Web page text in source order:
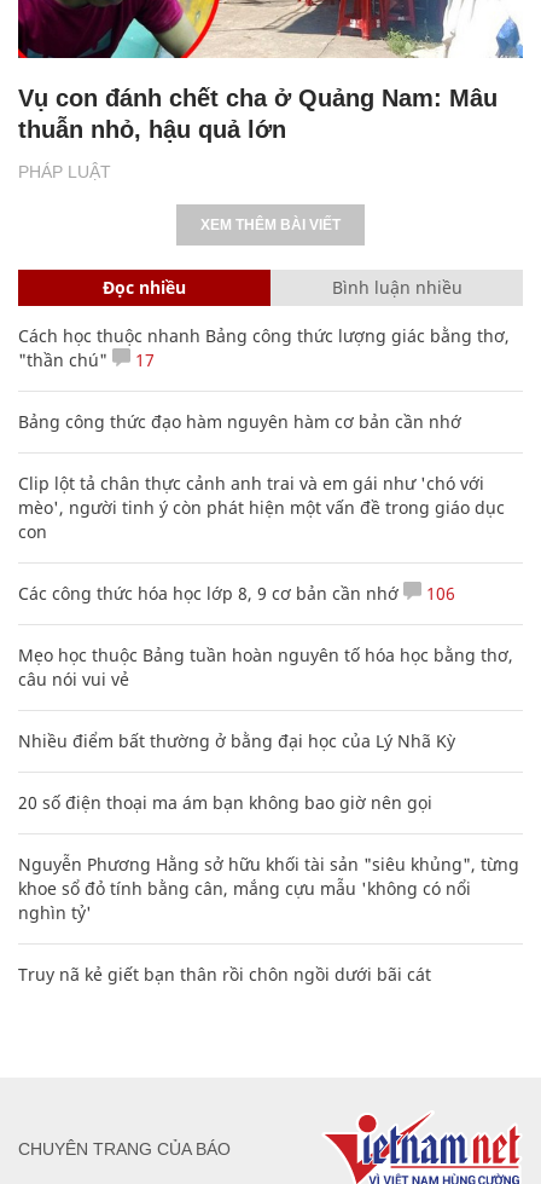
PHÁP LUẬT
Vụ con đánh chết cha ở Quảng Nam: Mâu
thuẫn nhỏ, hậu quả lớn
XEM THÊM BÀI VIẾT
Đọc nhiều Bình luận nhiều
Cách học thuộc nhanh Bảng công thức lượng giác bằng thơ,
"thần chú"
17
Bảng công thức đạo hàm nguyên hàm cơ bản cần nhớ
Clip lột tả chân thực cảnh anh trai và em gái như 'chó với
mèo', người tinh ý còn phát hiện một vấn đề trong giáo dục
con
Các công thức hóa học lớp 8, 9 cơ bản cần nhớ 106
Mẹo học thuộc Bảng tuần hoàn nguyên tố hóa học bằng thơ,
câu nói vui vẻ
Nhiều điểm bất thường ở bằng đại học của Lý Nhã Kỳ
20 số điện thoại ma ám bạn không bao giờ nên gọi
Nguyễn Phương Hằng sở hữu khối tài sản "siêu khủng", từng
khoe sổ đỏ tính bằng cân, mắng cựu mẫu 'không có nổi
nghìn tỷ'
Truy nã kẻ giết bạn thân rồi chôn ngồi dưới bãi cát
CHUYÊN TRANG CỦA BÁO